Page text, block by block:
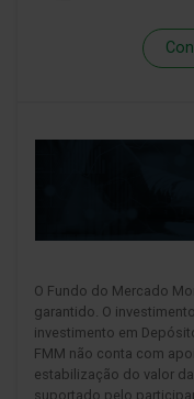
O Fundo do Mercado
garantido. O
investimento em
FMM não conta com
estabilização do valor
suportado pelo